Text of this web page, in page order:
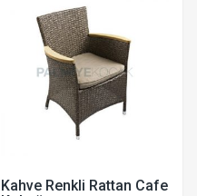
Kahve Renkli Rattan Cafe